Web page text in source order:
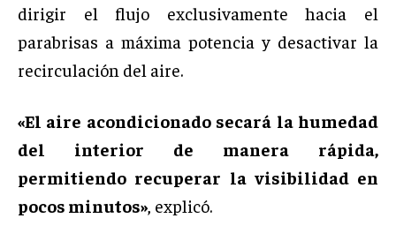
dirigir el flujo exclusivamente hacia el
parabrisas a máxima potencia y desactivar la
recirculación del aire.
«El aire acondicionado secará la humedad
del interior de manera rápida,
permitiendo recuperar la visibilidad en
pocos minutos» , explicó.